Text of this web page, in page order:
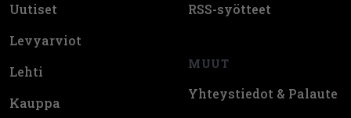
Uutiset
Levyarviot
Lehti
Kauppa
RSS-syötteet
MUUT
Yhteystiedot & Palaute